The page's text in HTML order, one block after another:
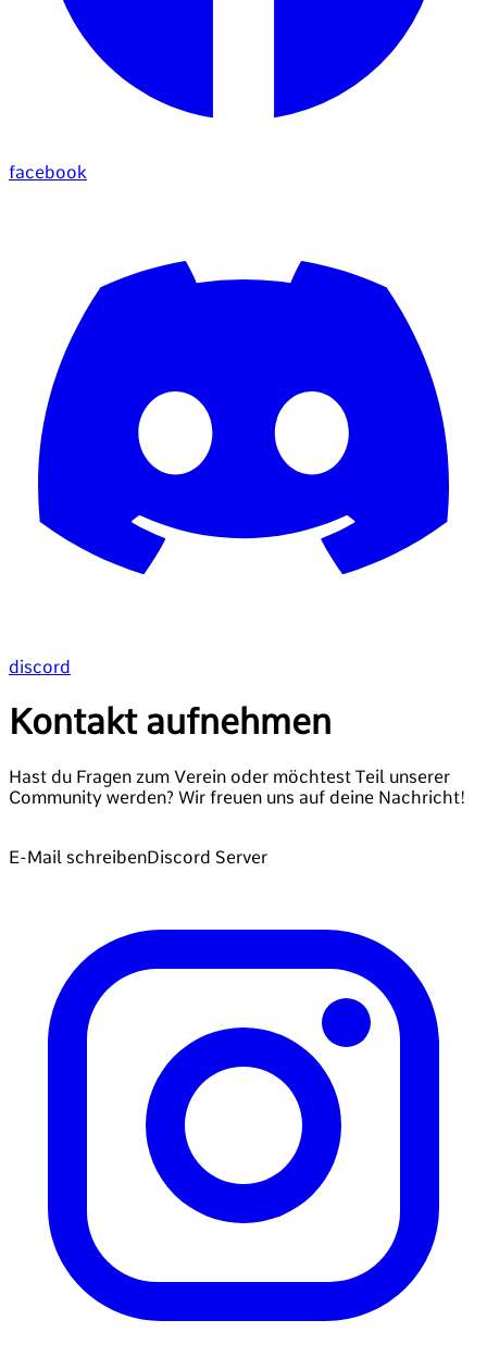
facebook
discord
Kontakt aufnehmen
Hast du Fragen zum Verein oder möchtest Teil unserer
Community werden? Wir freuen uns auf deine Nachricht!
E-Mail schreibenDiscord Server